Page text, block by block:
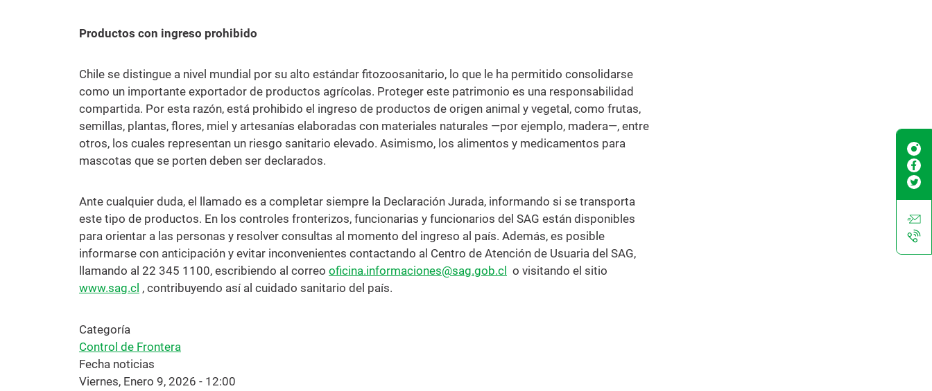
Productos con ingreso prohibido
Chile se distingue a nivel mundial por su alto estándar fitozoosanitario, lo que le ha permitido consolidarse
como un importante exportador de productos agrícolas. Proteger este patrimonio es una responsabilidad
compartida. Por esta razón, está prohibido el ingreso de productos de origen animal y vegetal, como frutas,
semillas, plantas, flores, miel y artesanías elaboradas con materiales naturales —por ejemplo, madera—, entre
otros, los cuales representan un riesgo sanitario elevado. Asimismo, los alimentos y medicamentos para
mascotas que se porten deben ser declarados.
Ante cualquier duda, el llamado es a completar siempre la Declaración Jurada, informando si se transporta
este tipo de productos. En los controles fronterizos, funcionarias y funcionarios del SAG están disponibles
para orientar a las personas y resolver consultas al momento del ingreso al país. Además, es posible
informarse con anticipación y evitar inconvenientes contactando al Centro de Atención de Usuaria del SAG,
llamando al 22 345 1100, escribiendo al correo oficina.informaciones@sag.gob.cl o visitando el sitio
www.sag.cl , contribuyendo así al cuidado sanitario del país.
Categoría
Control de Frontera
Fecha noticias
Viernes, Enero 9, 2026 - 12:00